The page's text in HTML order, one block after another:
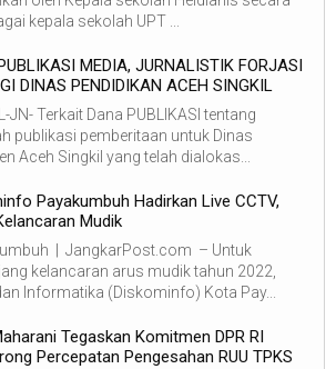
kepala sekolah UPT ...
MEDIA, JURNALISTIK FORJASI
DINAS PENDIDIKAN ACEH SINGKIL
JN- Terkait Dana PUBLIKASI tentang
publikasi pemberitaan untuk Dinas
Aceh Singkil yang telah dialokas...
Payakumbuh Hadirkan Live CCTV,
Mudik
| JangkarPost.com – Untuk
kelancaran arus mudik tahun 2022,
Informatika (Diskominfo) Kota Pay...
Tegaskan Komitmen DPR RI
Percepatan Pengesahan RUU TPKS